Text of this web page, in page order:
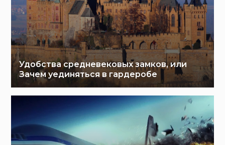
Удобства средневековых замков, или
Зачем уединяться в гардеробе